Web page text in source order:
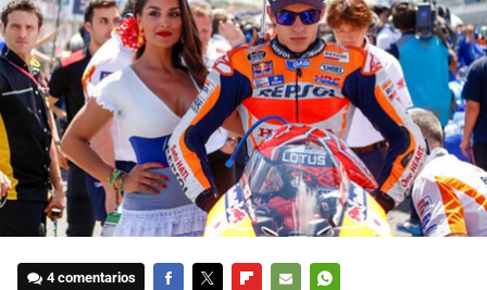
4 comentarios